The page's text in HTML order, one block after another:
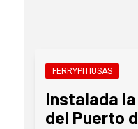
FERRYPITIUSAS
Instalada
del Puerto